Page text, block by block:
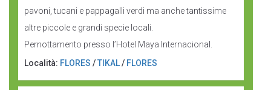
pavoni, tucani e pappagalli verdi ma anche tantissime
altre piccole e grandi specie locali.
Pernottamento presso l’Hotel Maya Internacional.
Località: FLORES /TIKAL/ FLORES